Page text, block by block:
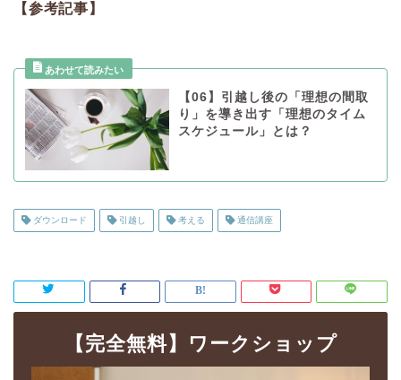
【参考記事】
【06】引越し後の「理想の間取
り」を導き出す「理想のタイム
スケジュール」とは？
ダウンロード 引越し 考える 通信講座
【完全無料】ワークショップ